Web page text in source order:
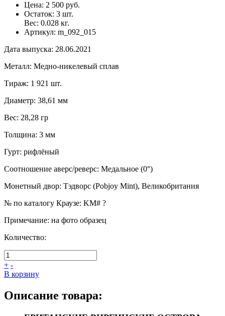
Цена: 2 500 руб.
Остаток: 3 шт.
Вес: 0.028 кг.
Артикул: m_092_015
Дата выпуска: 28.06.2021
Металл: Медно-никелевый сплав
Тираж: 1 921 шт.
Диаметр: 38,61 мм
Вес: 28,28 гр
Толщина: 3 мм
Гурт: рифлёный
Соотношение аверс/реверс: Медальное (0°)
Монетный двор: Тэдворс (Pobjoy Mint), Великобритания
№ по каталогу Краузе: KM# ?
Примечание: на фото образец
Количество:
+ -
В корзину
Описание товара: